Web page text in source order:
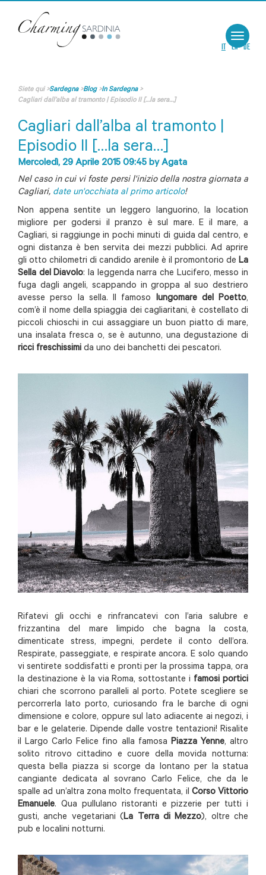
IT EN DE
Toggle
Siete qui>Sardegna>Blog>In Sardegna>
Cagliari dall’alba al tramonto | Episodio II […la sera…]
Cagliari dall’alba al tramonto |
Episodio II […la sera…]
Mercoledì, 29 Aprile 2015 09:45 byAgata
Nel caso in cui vi foste persi l'inizio della nostra giornata a
Cagliari, date un'occhiata al primo articolo!
Non appena sentite un leggero languorino, la location
migliore per godersi il pranzo è sul mare. E il mare, a
Cagliari, si raggiunge in pochi minuti di guida dal centro, e
ogni distanza è ben servita dei mezzi pubblici. Ad aprire
gli otto chilometri di candido arenile è il promontorio de La
Sella del Diavolo: la leggenda narra che Lucifero, messo in
fuga dagli angeli, scappando in groppa al suo destriero
avesse perso la sella. Il famoso lungomare del Poetto,
com’è il nome della spiaggia dei cagliaritani, è costellato di
piccoli chioschi in cui assaggiare un buon piatto di mare,
una insalata fresca o, se è autunno, una degustazione di
ricci freschissimi da uno dei banchetti dei pescatori.
Rifatevi gli occhi e rinfrancatevi con l’aria salubre e
frizzantina del mare limpido che bagna la costa,
dimenticate stress, impegni, perdete il conto dell’ora.
Respirate, passeggiate, e respirate ancora. E solo quando
vi sentirete soddisfatti e pronti per la prossima tappa, ora
la destinazione è la via Roma, sottostante i famosi portici
chiari che scorrono paralleli al porto. Potete scegliere se
percorrerla lato porto, curiosando fra le barche di ogni
dimensione e colore, oppure sul lato adiacente ai negozi, i
bar e le gelaterie. Dipende dalle vostre tentazioni! Risalite
il Largo Carlo Felice fino alla famosa Piazza Yenne, altro
solito ritrovo cittadino e cuore della movida notturna:
questa bella piazza si scorge da lontano per la statua
cangiante dedicata al sovrano Carlo Felice, che da le
spalle ad un’altra zona molto frequentata, il Corso Vittorio
Emanuele. Qua pullulano ristoranti e pizzerie per tutti i
gusti, anche vegetariani (La Terra di Mezzo), oltre che
pub e localini notturni.